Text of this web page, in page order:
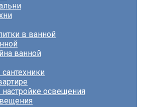
в ванной
ванной
освещения